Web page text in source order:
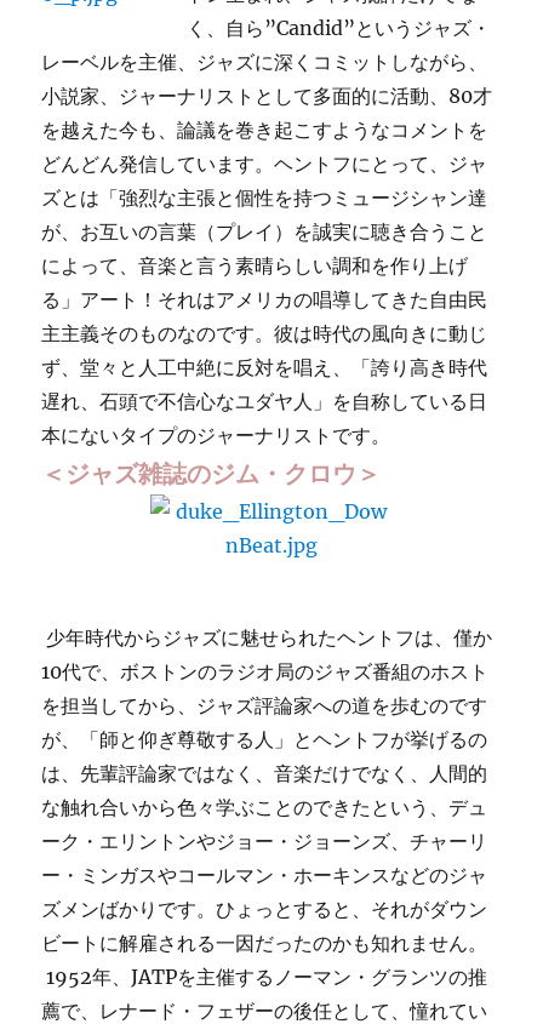
く、自ら”Candid”というジャズ・
レーベルを主催、ジャズに深くコミットしながら、
小説家、ジャーナリストとして多面的に活動、80才
を越えた今も、論議を巻き起こすようなコメントを
どんどん発信しています。ヘントフにとって、ジャ
ズとは「強烈な主張と個性を持つミュージシャン達
が、お互いの言葉（プレイ）を誠実に聴き合うこと
によって、音楽と言う素晴らしい調和を作り上げ
る」アート！それはアメリカの唱導してきた自由民
主主義そのものなのです。彼は時代の風向きに動じ
ず、堂々と人工中絶に反対を唱え、「誇り高き時代
遅れ、石頭で不信心なユダヤ人」を自称している日
本にないタイプのジャーナリストです。
＜ジャズ雑誌のジム・クロウ＞
少年時代からジャズに魅せられたヘントフは、僅か
10代で、ボストンのラジオ局のジャズ番組のホスト
を担当してから、ジャズ評論家への道を歩むのです
が、「師と仰ぎ尊敬する人」とヘントフが挙げるの
は、先輩評論家ではなく、音楽だけでなく、人間的
な触れ合いから色々学ぶことのできたという、デュ
ーク・エリントンやジョー・ジョーンズ、チャーリ
ー・ミンガスやコールマン・ホーキンスなどのジャ
ズメンばかりです。ひょっとすると、それがダウン
ビートに解雇される一因だったのかも知れません。
1952年、JATPを主催するノーマン・グランツの推
薦で、レナード・フェザーの後任として、憧れてい